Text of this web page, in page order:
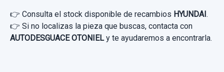
👉 Consulta el stock disponible de recambios HYUNDAI.
👉 Si no localizas la pieza que buscas, contacta con
AUTODESGUACE OTONIELy te ayudaremos a encontrarla.